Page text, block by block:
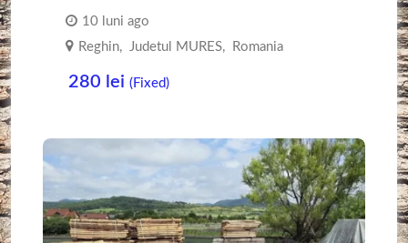
10 luni ago
Reghin, Judetul MURES, Romania
280 lei (Fixed)